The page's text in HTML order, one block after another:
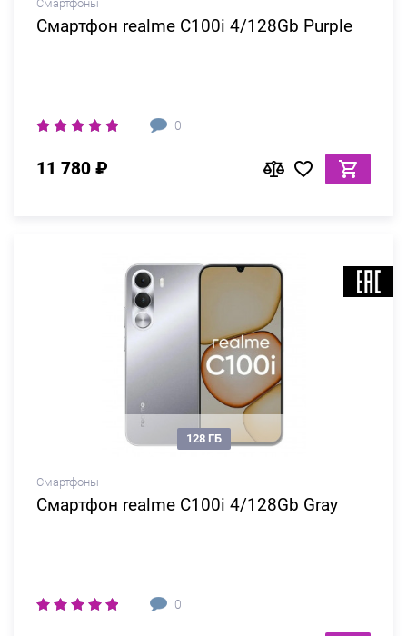
Смартфоны
Смартфон realme C100i 4/128Gb Purple
0
11 780 ₽
Смартфоны
Смартфон realme C100i 4/128Gb Gray
0
128 ГБ